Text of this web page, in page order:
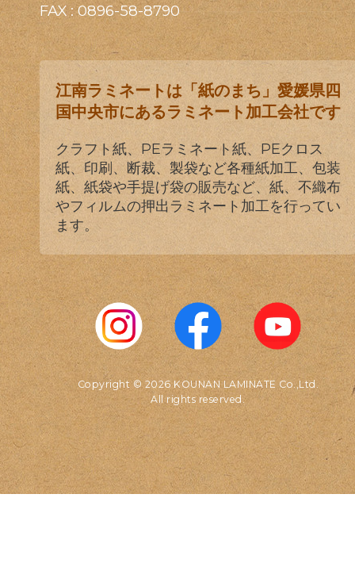
FAX : 0896-58-8790
江南ラミネートは「紙のまち」愛媛県四
国中央市にあるラミネート加工会社です
クラフト紙、PEラミネート紙、PEクロス
紙、印刷、断裁、製袋など各種紙加工、包装
紙、紙袋や手提げ袋の販売など、紙、不織布
やフィルムの押出ラミネート加工を行ってい
ます。
Copyright © 2026 KOUNAN LAMINATE Co.,Ltd.
All rights reserved.